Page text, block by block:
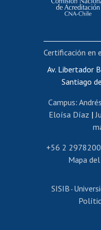
Cursos
Portal
Revalidación y
Postulación al
Av. Libertador
Santiago
Campus:
Eloísa Díaz |
+56 2
Mapa
SISIB -
Certificación en